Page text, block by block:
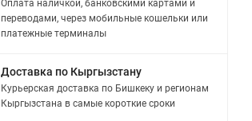
Оплата наличкой, банковскими картами и
переводами, через мобильные кошельки или
платежные терминалы
Доставка по Кыргызстану
Курьерская доставка по Бишкеку и регионам
Кыргызстана в самые короткие сроки